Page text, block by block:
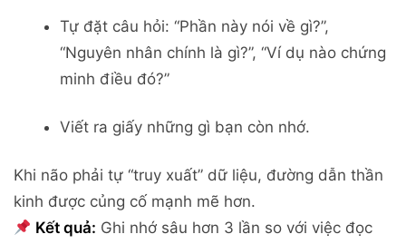
Tự đặt câu hỏi: “Phần này nói về gì?”,
“Nguyên nhân chính là gì?”, “Ví dụ nào chứng
minh điều đó?”
Viết ra giấy những gì bạn còn nhớ.
Khi não phải tự “truy xuất” dữ liệu, đường dẫn thần
kinh được củng cố mạnh mẽ hơn.
Kết quả: Ghi nhớ sâu hơn 3 lần so với việc đọc